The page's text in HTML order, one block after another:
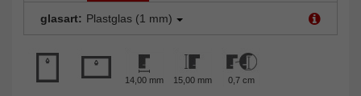
glasart: Plastglas (1 mm)
14,00 mm 15,00 mm 0,7 cm